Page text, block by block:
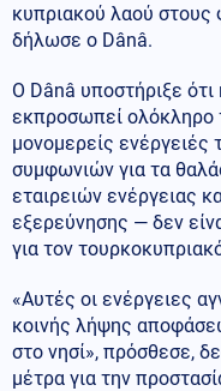
κυπριακού λαού στους
δήλωσε ο Dânâ.
Ο Dânâ υποστήριξε
εκπροσωπεί ολόκληρο
μονομερείς
συμφωνιών για τα
εταιρειών ενέργειας
εξερεύνησης — δεν
για τον
«Αυτές οι ενέργειες
κοινής λήψης
στο νησί», πρόσθεσε,
μέτρα για την